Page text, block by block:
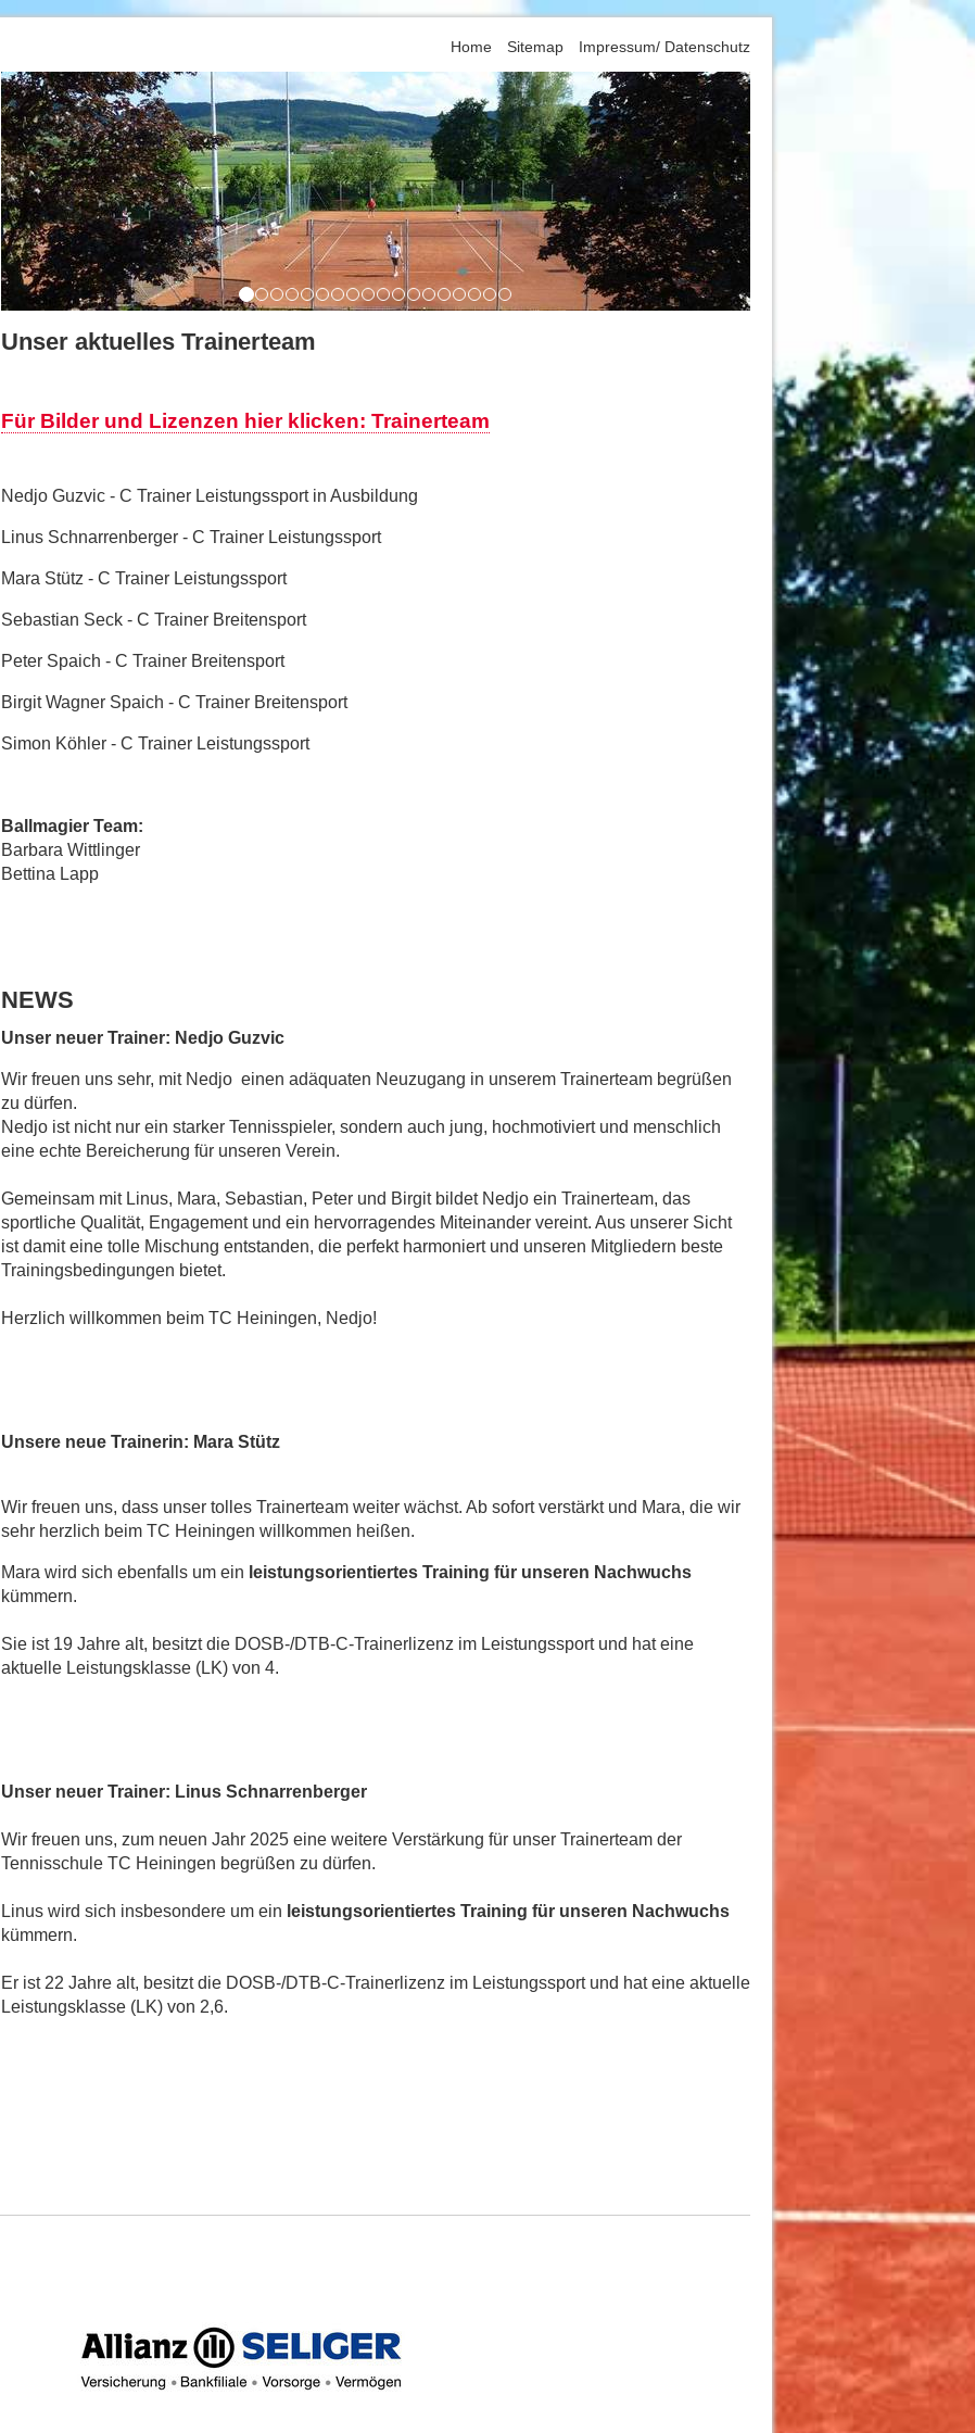
Home Sitemap Impressum/ Datenschutz
Unser aktuelles Trainerteam
Für Bilder und Lizenzen hier klicken: Trainerteam
Nedjo Guzvic - C Trainer Leistungssport in Ausbildung
Linus Schnarrenberger - C Trainer Leistungssport
Mara Stütz - C Trainer Leistungssport
Sebastian Seck - C Trainer Breitensport
Peter Spaich - C Trainer Breitensport
Birgit Wagner Spaich - C Trainer Breitensport
Simon Köhler - C Trainer Leistungssport
Ballmagier Team:
Barbara Wittlinger
Bettina Lapp
NEWS
Unser neuer Trainer: Nedjo Guzvic
Wir freuen uns sehr, mit Nedjo einen adäquaten Neuzugang in unserem Trainerteam begrüßen
zu dürfen.
Nedjo ist nicht nur ein starker Tennisspieler, sondern auch jung, hochmotiviert und menschlich
eine echte Bereicherung für unseren Verein.
Gemeinsam mit Linus, Mara, Sebastian, Peter und Birgit bildet Nedjo ein Trainerteam, das
sportliche Qualität, Engagement und ein hervorragendes Miteinander vereint. Aus unserer Sicht
ist damit eine tolle Mischung entstanden, die perfekt harmoniert und unseren Mitgliedern beste
Trainingsbedingungen bietet.
Herzlich willkommen beim TC Heiningen, Nedjo!
Unsere neue Trainerin: Mara Stütz
Wir freuen uns, dass unser tolles Trainerteam weiter wächst. Ab sofort verstärkt und Mara, die wir
sehr herzlich beim TC Heiningen willkommen heißen.
Mara wird sich ebenfalls um ein leistungsorientiertes Training für unseren Nachwuchs
kümmern.
Sie ist 19 Jahre alt, besitzt die DOSB-/DTB-C-Trainerlizenz im Leistungssport und hat eine
aktuelle Leistungsklasse (LK) von 4.
Unser neuer Trainer: Linus Schnarrenberger
Wir freuen uns, zum neuen Jahr 2025 eine weitere Verstärkung für unser Trainerteam der
Tennisschule TC Heiningen begrüßen zu dürfen.
Linus wird sich insbesondere um ein leistungsorientiertes Training für unseren Nachwuchs
kümmern.
Er ist 22 Jahre alt, besitzt die DOSB-/DTB-C-Trainerlizenz im Leistungssport und hat eine aktuelle
Leistungsklasse (LK) von 2,6.